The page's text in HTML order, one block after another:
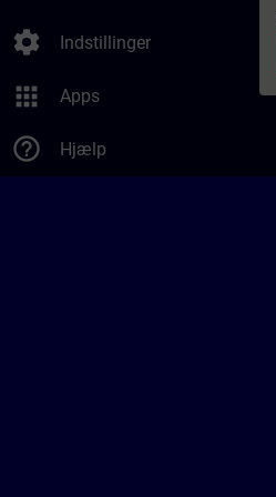
settings Indstillinger
apps Apps
help_outline Hjælp